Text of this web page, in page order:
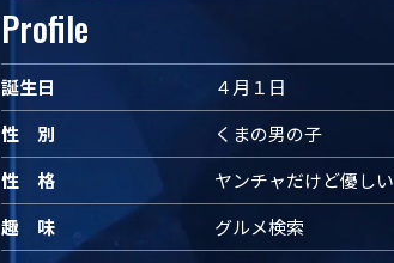
Profile
誕生日
４月１日
性 別
くまの男の子
性 格
ヤンチャだけど優しい
趣 味
グルメ検索